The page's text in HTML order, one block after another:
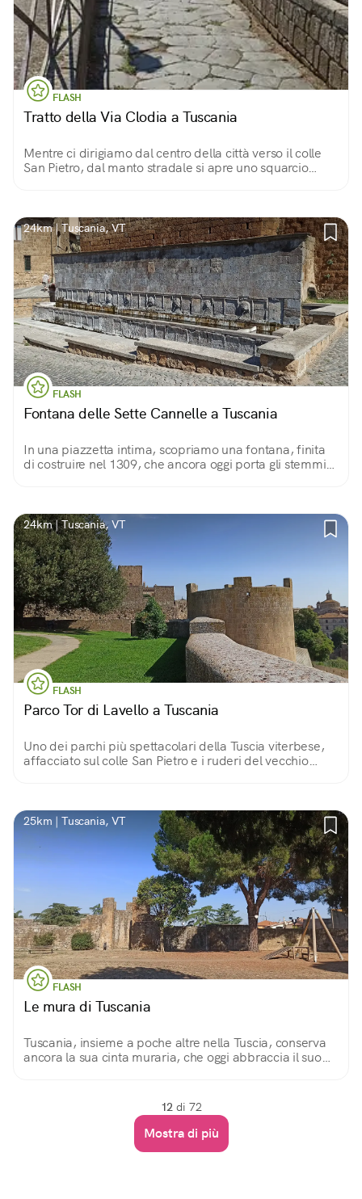
FLASH
Tratto della Via Clodia a Tuscania
Mentre ci dirigiamo dal centro della città verso il colle
San Pietro, dal manto stradale si apre uno squarcio
24km | Tuscania, VT
FLASH
Fontana delle Sette Cannelle a Tuscania
In una piazzetta intima, scopriamo una fontana, finita
di costruire nel 1309, che ancora oggi porta gli stemmi
24km | Tuscania, VT
FLASH
Parco Tor di Lavello a Tuscania
Uno dei parchi più spettacolari della Tuscia viterbese,
affacciato sul colle San Pietro e i ruderi del vecchio
25km | Tuscania, VT
FLASH
Le mura di Tuscania
Tuscania, insieme a poche altre nella Tuscia, conserva
ancora la sua cinta muraria, che oggi abbraccia il suo
12 di 72
Mostra di più